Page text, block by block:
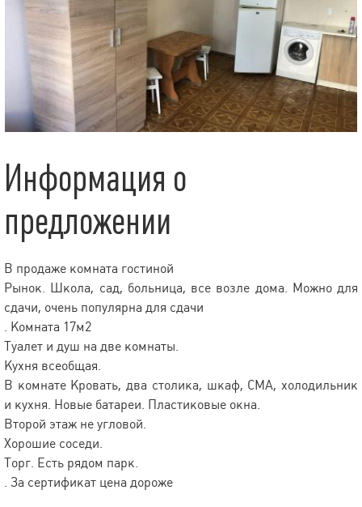
Информация о
предложении
В продаже комната гостиной
Рынок. Школа, сад, больница, все возле дома. Можно для
сдачи, очень популярна для сдачи
. Комната 17м2
Туалет и душ на две комнаты.
Кухня всеобщая.
В комнате Кровать, два столика, шкаф, СМА, холодильник
и кухня. Новые батареи. Пластиковые окна.
Второй этаж не угловой.
Хорошие соседи.
Торг. Есть рядом парк.
. За сертификат цена дороже